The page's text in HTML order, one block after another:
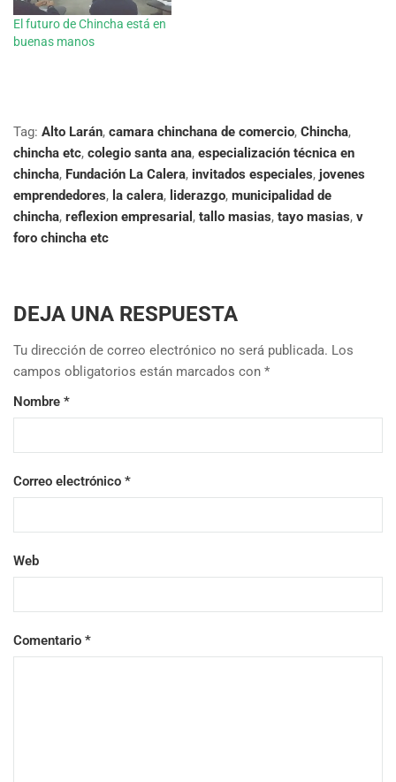
El futuro de Chincha está en
buenas manos
Tag: Alto Larán, camara chinchana de comercio, Chincha,
chincha etc, colegio santa ana, especialización técnica en
chincha, Fundación La Calera, invitados especiales, jovenes
emprendedores, la calera, liderazgo, municipalidad de
chincha, reflexion empresarial , tallo masias, tayo masias, v
foro chincha etc
DEJA UNA RESPUESTA
Tu dirección de correo electrónico no será publicada. Los
campos obligatorios están marcados con *
Nombre *
Correo electrónico *
Web
Comentario *